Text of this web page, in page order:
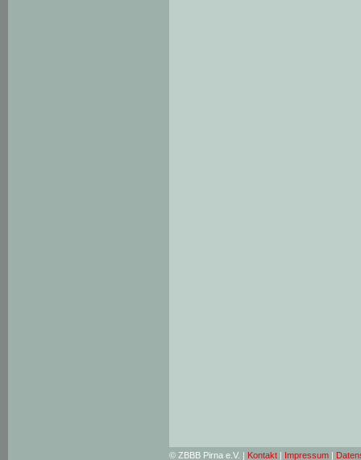
© ZBBB Pirna e.V. | Kontakt | Impressum |